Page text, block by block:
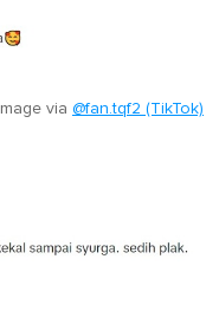
Image via @fan.tqf2 (TikTok)